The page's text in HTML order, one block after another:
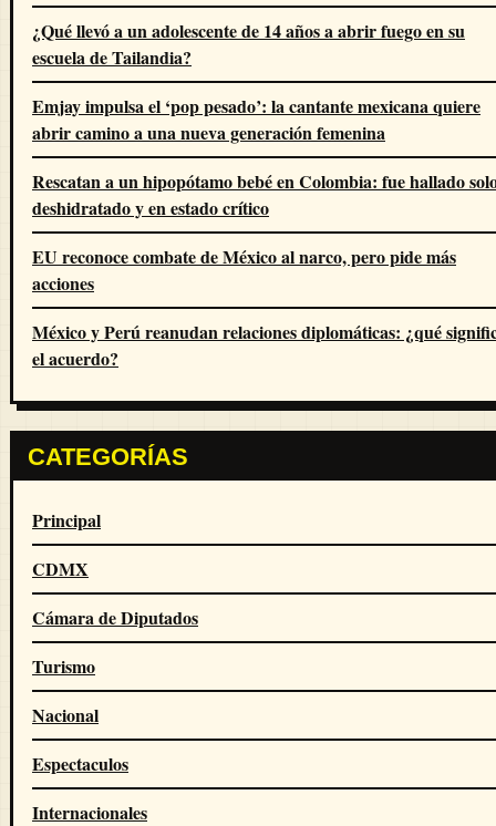
¿Qué llevó a un adolescente de 14 años a abrir fuego en su
escuela de Tailandia?
Emjay impulsa el ‘pop pesado’: la cantante mexicana quiere
abrir camino a una nueva generación femenina
Rescatan a un hipopótamo bebé en Colombia: fue hallado
deshidratado y en estado crítico
EU reconoce combate de México al narco, pero pide más
acciones
México y Perú reanudan relaciones diplomáticas: ¿qué
el acuerdo?
CATEGORÍAS
Principal
CDMX
Cámara de Diputados
Turismo
Nacional
Espectaculos
Internacionales